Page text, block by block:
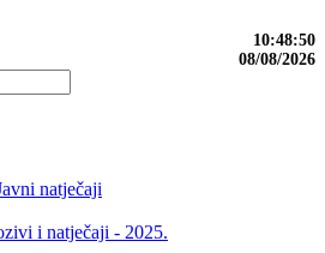
10:48:50
08/08/2026
natječaji
i natječaji - 2025.